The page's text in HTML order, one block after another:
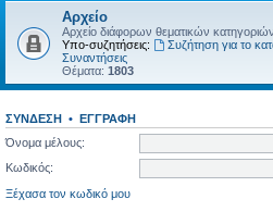
Αρχείο
Αρχείο διάφορων θεματικών
Υπο-συζητήσεις:
Συζήτηση για το
Συναντήσεις
Θέματα: 1803
ΣΎΝΔΕΣΗ • ΕΓΓΡΑΦΉ
Όνομα μέλους:
Κωδικός:
Ξέχασα τον κωδικό μου